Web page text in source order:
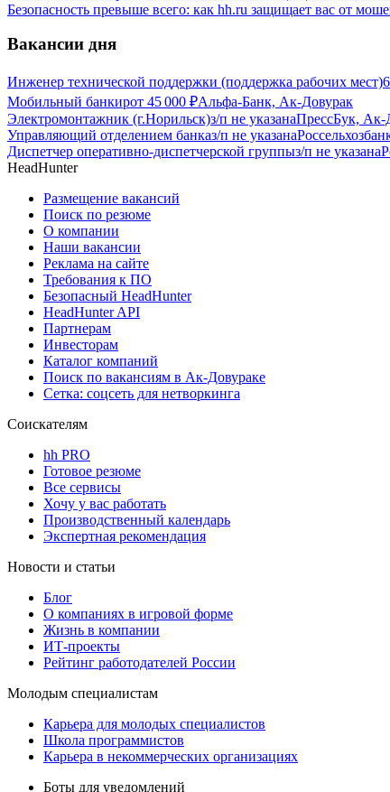
Безопасность превыше всего: как hh.ru защищает вас от
Вакансии дня
Инженер технической поддержки (поддержка рабочих мест)
Мобильный банкирот 45 000 ₽Альфа-Банк, Ак-Довурак
Электромонтажник (г.Норильск)з/п не указанаПрессБук, Ак-
Управляющий отделением банказ/п не указана
Диспетчер оперативно-диспетчерской группыз/п не указана
HeadHunter
Размещение вакансий
Поиск по резюме
О компании
Наши вакансии
Реклама на сайте
Требования к ПО
Безопасный HeadHunter
HeadHunter API
Партнерам
Инвесторам
Каталог компаний
Поиск по вакансиям в Ак-Довураке
Сетка: соцсеть для нетворкинга
Соискателям
hh PRO
Готовое резюме
Все сервисы
Хочу у вас работать
Производственный календарь
Экспертная рекомендация
Новости и статьи
Блог
О компаниях в игровой форме
Жизнь в компании
ИТ-проекты
Рейтинг работодателей России
Молодым специалистам
Карьера для молодых специалистов
Школа программистов
Карьера в некоммерческих организациях
Боты для уведомлений